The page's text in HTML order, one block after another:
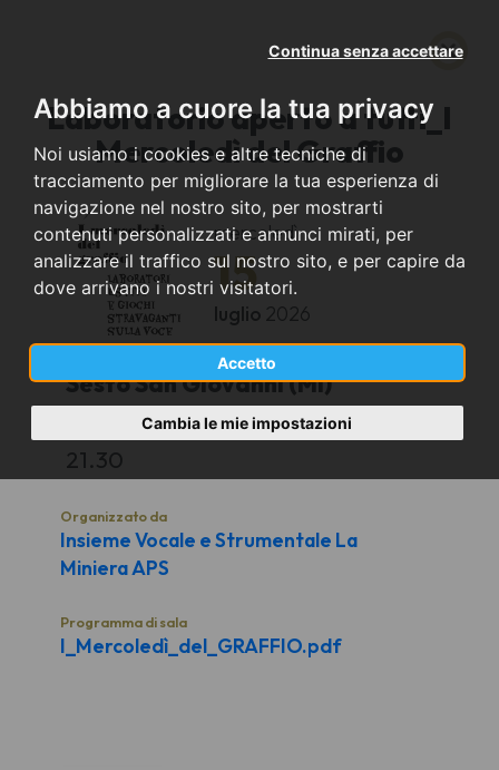
Abbiamo a cuore la tua privacy
Noi usiamo i cookies e altre tecniche di
tracciamento per migliorare la tua esperienza di
navigazione nel nostro sito, per mostrarti
contenuti personalizzati e annunci mirati, per
analizzare il traffico sul nostro sito, e per capire da
dove arrivano i nostri visitatori.
Accetto
Continua senza accettare
Cambia le mie impostazioni
Laboratorio aperto a tutti_I
Mercoledì del Graffio
mercoledì
15
luglio 2026
Sesto San Giovanni (MI)
Via General Cantore 145
21.30
Organizzato da
Insieme Vocale e Strumentale La
Miniera APS
Programma di sala
I_Mercoledì_del_GRAFFIO.pdf